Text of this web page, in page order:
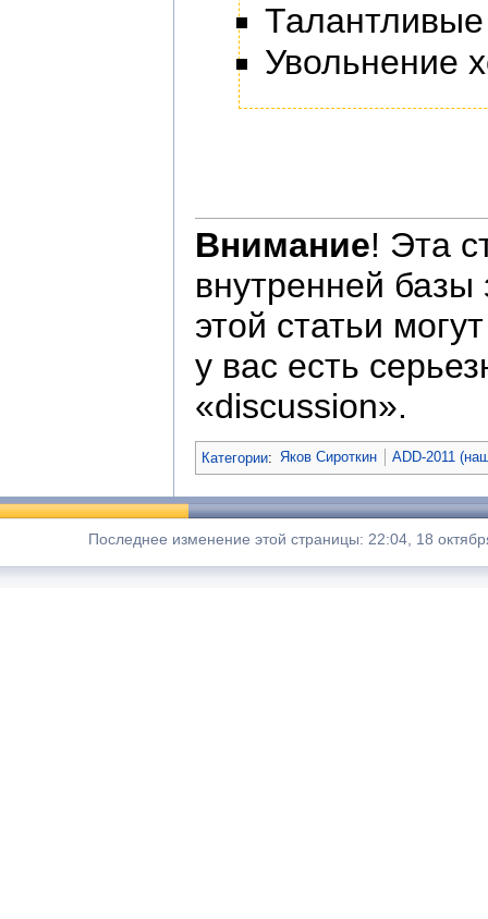
Увольнение
Внимание! Эта
внутренней
этой статьи
у вас есть
«discussion».
Категории: Яков Сироткин ADD-2011
Последнее изменение этой страницы: 22:04, 18